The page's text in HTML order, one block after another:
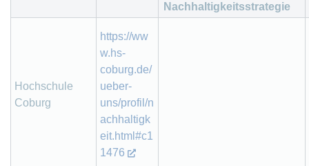
Nachhaltigkeitsstrategie
Hochschule
Coburg
https://ww
w.hs-
coburg.de/
ueber-
uns/profil/n
achhaltigk
eit.html#c1
1476